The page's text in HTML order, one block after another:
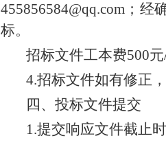
455856584@qq.com；
标。
招标文件工本费500元/
4.招标文件如有修正，
四、投标文件提交
1.提交响应文件截止时